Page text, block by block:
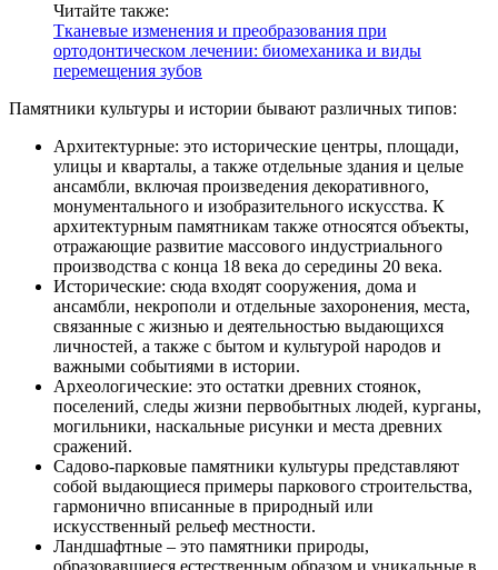
Читайте также:
Тканевые изменения и преобразования при
ортодонтическом лечении: биомеханика и виды
перемещения зубов
Памятники культуры и истории бывают различных типов:
Архитектурные: это исторические центры, площади,
улицы и кварталы, а также отдельные здания и целые
ансамбли, включая произведения декоративного,
монументального и изобразительного искусства. К
архитектурным памятникам также относятся объекты,
отражающие развитие массового индустриального
производства с конца 18 века до середины 20 века.
Исторические: сюда входят сооружения, дома и
ансамбли, некрополи и отдельные захоронения, места,
связанные с жизнью и деятельностью выдающихся
личностей, а также с бытом и культурой народов и
важными событиями в истории.
Археологические: это остатки древних стоянок,
поселений, следы жизни первобытных людей, курганы,
могильники, наскальные рисунки и места древних
сражений.
Садово-парковые памятники культуры представляют
собой выдающиеся примеры паркового строительства,
гармонично вписанные в природный или
искусственный рельеф местности.
Ландшафтные – это памятники природы,
образовавшиеся естественным образом и уникальные в